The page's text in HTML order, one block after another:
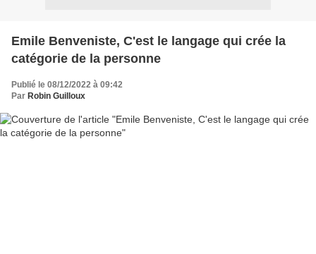
Emile Benveniste, C'est le langage qui crée la
catégorie de la personne
Publié le 08/12/2022 à 09:42
Par Robin Guilloux